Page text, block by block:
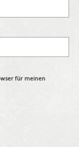
für meinen